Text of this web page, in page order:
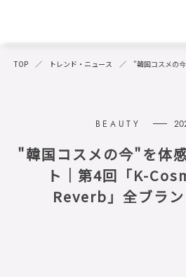
TOP トレンド・ニュース "韓国コスメの
"韓国コスメの今"を体
ト｜第4回「K-
Reverb」全ブラ